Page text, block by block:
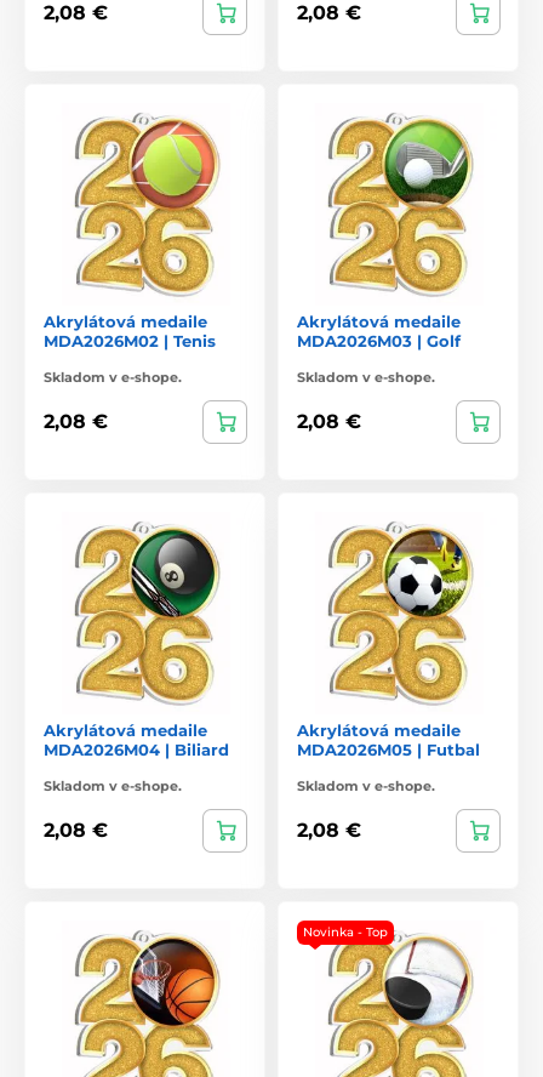
2,08 € 2,08 €
Akrylátová medaile
MDA2026M02 | Tenis
Skladom v e-shope.
2,08 €
Akrylátová medaile
MDA2026M03 | Golf
Skladom v e-shope.
2,08 €
Akrylátová medaile
MDA2026M04 | Biliard
Skladom v e-shope.
2,08 €
Akrylátová medaile
MDA2026M05 | Futbal
Skladom v e-shope.
2,08 €
Novinka - Top